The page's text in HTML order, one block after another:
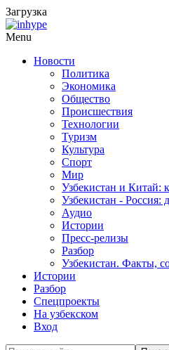
Загрузка
Menu
Новости
Политика
Экономика
Общество
Происшествия
Технологии
Туризм
Культура
Спорт
Мир
Узбекистан и Китай:
Узбекистан - Россия:
Аудио
Истории
Пресс-релизы
Разбор
Узбекистан. Факты,
Истории
Разбор
Спецпроекты
На узбекском
Вход